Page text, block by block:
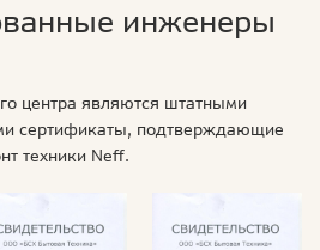
инженеры
центра являются штатными
сертификаты, подтверждающие
техники Neff.